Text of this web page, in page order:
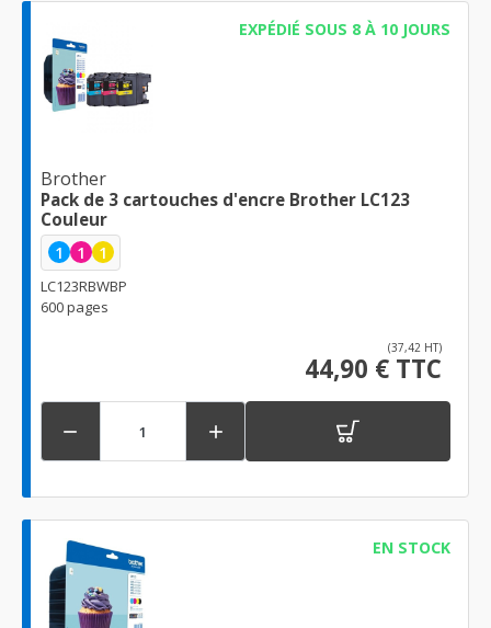
EXPÉDIÉ SOUS 8 À 10 JOURS
Brother
Pack de 3 cartouches d'encre Brother LC123
Couleur
1 1 1
LC123RBWBP
600 pages
(37,42 HT)
44,90 € TTC
 
EN STOCK